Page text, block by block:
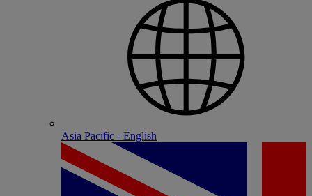
Asia Pacific - English